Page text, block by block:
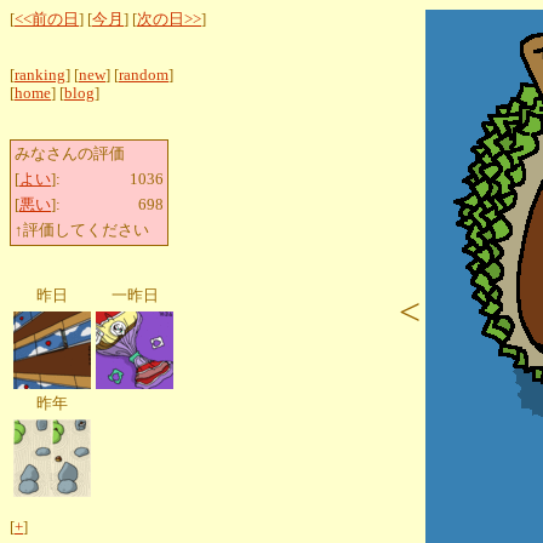
[<<前の日 ] [今月 ] [次の日>>]
[ranking] [new] [random]
[home] [blog]
みなさんの評価
[よい]:
1036
[悪い]:
698
↑評価してください
昨日 一昨日
昨年
[+]
<